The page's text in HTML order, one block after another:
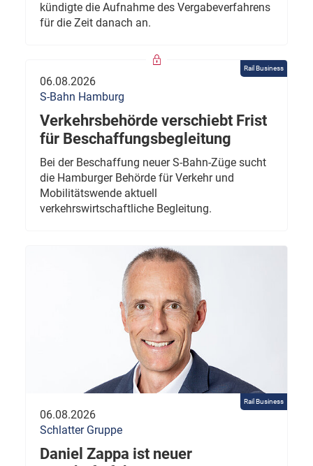
kündigte die Aufnahme des Vergabeverfahrens
für die Zeit danach an.
Rail Business
06.08.2026
S-Bahn Hamburg
Verkehrsbehörde verschiebt Frist
für Beschaffungsbegleitung
Bei der Beschaffung neuer S-Bahn-Züge sucht
die Hamburger Behörde für Verkehr und
Mobilitätswende aktuell
verkehrswirtschaftliche Begleitung.
Rail Business
06.08.2026
Schlatter Gruppe
Daniel Zappa ist neuer